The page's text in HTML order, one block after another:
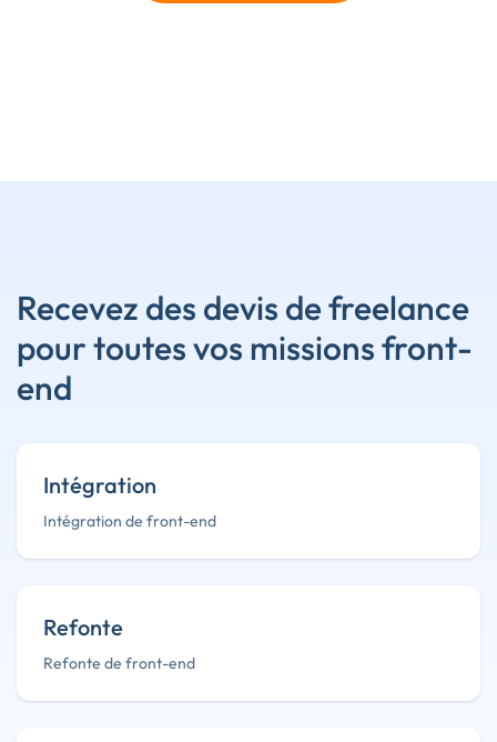
Recevez des devis de freelance
pour toutes vos missions front-
end
Intégration
Intégration de front-end
Refonte
Refonte de front-end